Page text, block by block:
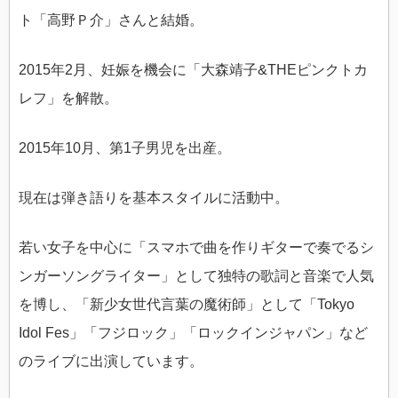
ト「高野Ｐ介」さんと結婚。
2015年2月、妊娠を機会に「大森靖子&THEピンクトカ
レフ」を解散。
2015年10月、第1子男児を出産。
現在は弾き語りを基本スタイルに活動中。
若い女子を中心に「スマホで曲を作りギターで奏でるシ
ンガーソングライター」として独特の歌詞と音楽で人気
を博し、「新少女世代言葉の魔術師」として「Tokyo
Idol Fes」「フジロック」「ロックインジャパン」など
のライブに出演しています。